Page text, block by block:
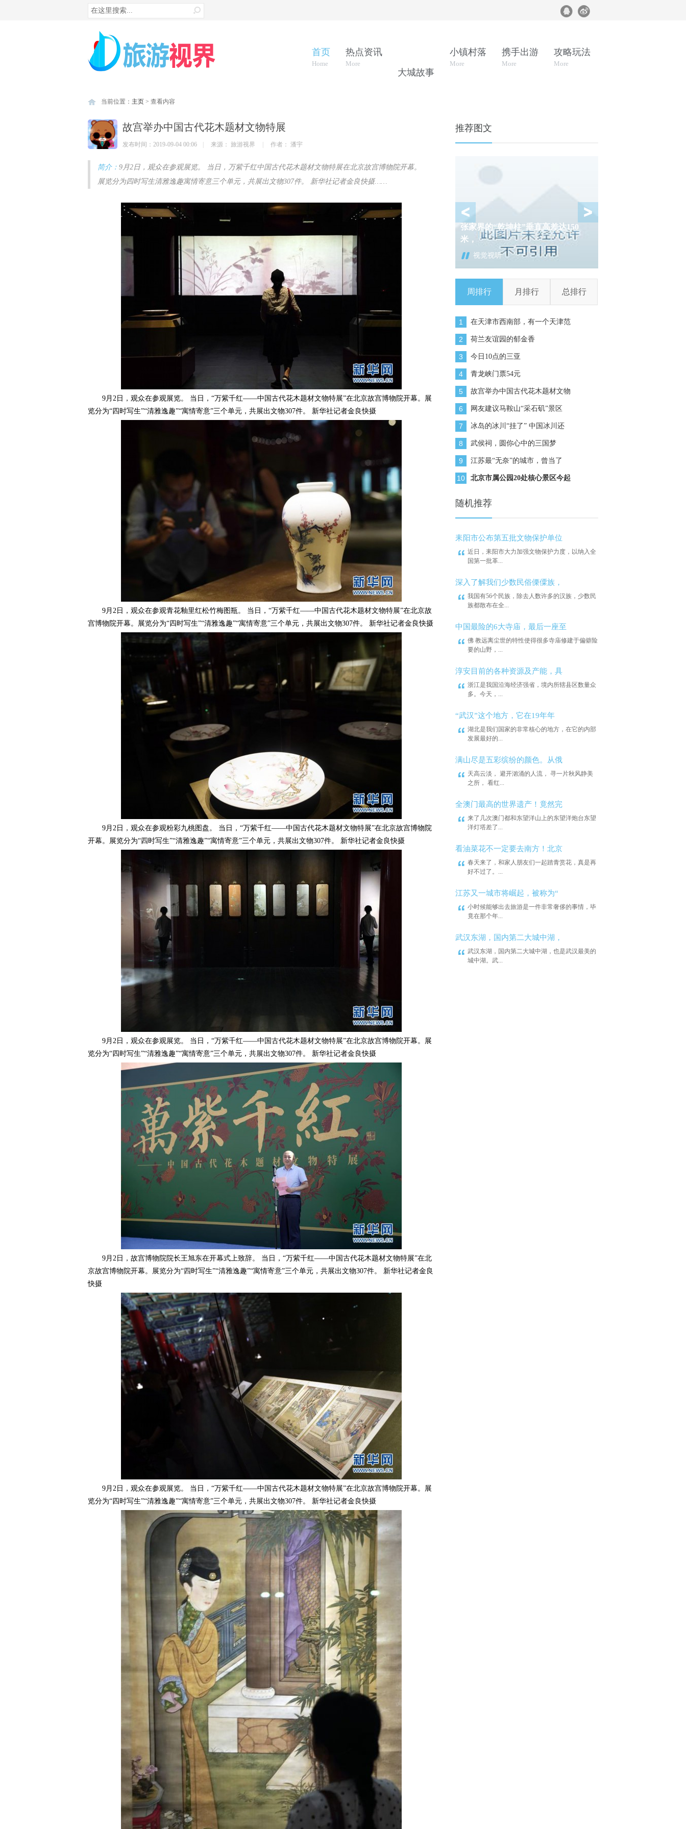
关注我们
首页
Home
热点资讯
More
大城故事
小镇村落
More
携手出游
More
攻略玩法
More
当前位置： 主页 > 查看内容
故宫举办中国古代花木题材文物特展
发布时间：2019-09-04 00:06 来源： 旅游视界 作者： 潘宇
简介： 9月2日，观众在参观展览。 当日，万紫千红中国古代花木题材文物特展在北京故宫博物院开幕。
展览分为四时写生清雅逸趣寓情寄意三个单元，共展出文物307件。 新华社记者金良快摄……
9月2日，观众在参观展览。 当日，“万紫千红——中国古代花木题材文物特展”在北京故宫博物院开幕。展
览分为“四时写生”“清雅逸趣”“寓情寄意”三个单元，共展出文物307件。 新华社记者金良快摄
9月2日，观众在参观青花釉里红松竹梅图瓶。 当日，“万紫千红——中国古代花木题材文物特展”在北京故
宫博物院开幕。展览分为“四时写生”“清雅逸趣”“寓情寄意”三个单元，共展出文物307件。 新华社记者金良快摄
9月2日，观众在参观粉彩九桃图盘。 当日，“万紫千红——中国古代花木题材文物特展”在北京故宫博物院
开幕。展览分为“四时写生”“清雅逸趣”“寓情寄意”三个单元，共展出文物307件。 新华社记者金良快摄
9月2日，观众在参观展览。 当日，“万紫千红——中国古代花木题材文物特展”在北京故宫博物院开幕。展
览分为“四时写生”“清雅逸趣”“寓情寄意”三个单元，共展出文物307件。 新华社记者金良快摄
9月2日，故宫博物院院长王旭东在开幕式上致辞。 当日，“万紫千红——中国古代花木题材文物特展”在北
京故宫博物院开幕。展览分为“四时写生”“清雅逸趣”“寓情寄意”三个单元，共展出文物307件。 新华社记者金良
快摄
9月2日，观众在参观展览。 当日，“万紫千红——中国古代花木题材文物特展”在北京故宫博物院开幕。展
览分为“四时写生”“清雅逸趣”“寓情寄意”三个单元，共展出文物307件。 新华社记者金良快摄
推荐图文
视觉视听 视觉视听
这3个站点，到底会如何去诠释黄陂
文化
视觉视听
周排行 月排行 总排行
1 在天津市西南部，有一个天津范
2 荷兰友谊园的郁金香
3 今日10点的三亚
4 青龙峡门票54元
5 故宫举办中国古代花木题材文物
6 网友建议马鞍山“采石矶”景区
7 冰岛的冰川“挂了” 中国冰川还
8 武侯祠，圆你心中的三国梦
9 江苏最“无奈”的城市，曾当了
10 北京市属公园20处核心景区今起
随机推荐
耒阳市公布第五批文物保护单位
近日，耒阳市大力加强文物保护力度，以纳入全
国第一批革...
深入了解我们少数民俗傈僳族，
我国有56个民族，除去人数许多的汉族，少数民
族都散布在全...
中国最险的6大寺庙，最后一座至
佛 教远离尘世的特性使得很多寺庙修建于偏僻险
要的山野，...
淳安目前的各种资源及产能，具
浙江是我国沿海经济强省，境内所辖县区数量众
多。今天，...
“武汉”这个地方，它在19年年
湖北是我们国家的非常核心的地方，在它的内部
发展最好的...
满山尽是五彩缤纷的颜色。从俄
天高云淡， 避开汹涌的人流， 寻一片秋风静美
之所， 看红...
全澳门最高的世界遗产！竟然完
来了几次澳门都和东望洋山上的东望洋炮台东望
洋灯塔差了...
看油菜花不一定要去南方！北京
春天来了，和家人朋友们一起踏青赏花，真是再
好不过了。...
江苏又一城市将崛起，被称为“
小时候能够出去旅游是一件非常奢侈的事情，毕
竟在那个年...
武汉东湖，国内第二大城中湖，
武汉东湖，国内第二大城中湖，也是武汉最美的
城中湖。武...